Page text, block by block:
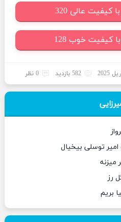
کیفیت عالی 320
کیفیت خوب 128
582 بازدید 0 نظر
توسلی بیخیال
میزنه
رز
بریم